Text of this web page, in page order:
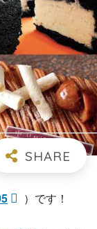
）です！